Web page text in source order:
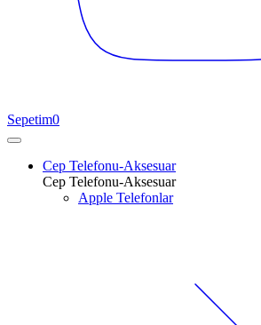
Sepetim0
Cep Telefonu-Aksesuar
Cep Telefonu-Aksesuar
Apple Telefonlar